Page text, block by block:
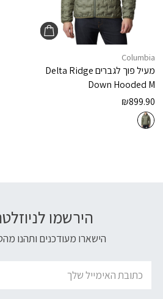
Columbia
מעיל פוך לגבריםDelta Ridge
Down Hooded M
₪899.90
הירשמו
הישארו מעודכנים ותהנו